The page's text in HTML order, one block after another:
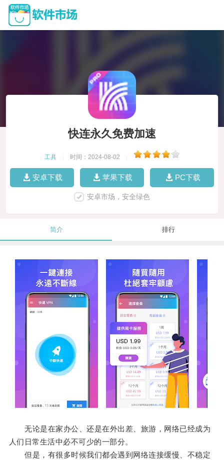
快连永久免费加速
工具 时间：2024-08-02
安卓下载 苹果下载 PC下载
安卓市场，安全绿色
简介 排行
无论是在家办公、还是在外出差、旅游，网络已经成为
人们日常生活中必不可少的一部分。
但是，有很多时候我们都会遇到网络连接缓慢、不稳定